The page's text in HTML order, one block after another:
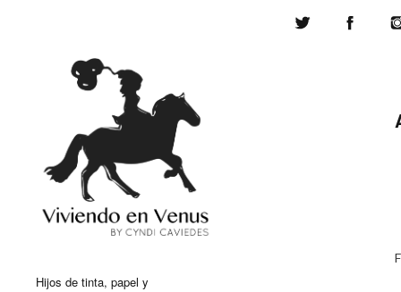
Hijos de tinta, papel y